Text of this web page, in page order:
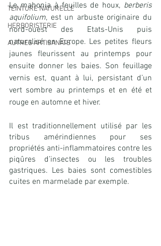
TEINTURE NATURELLE
HERBORISTERIE
AUTRES ARTISANATS
Le mahonia à feuilles de houx, berberis
aquifolium, est un arbuste originaire du
nord-ouest des Etats-Unis puis
naturalisé en Europe. Les petites fleurs
jaunes fleurissent au printemps pour
ensuite donner les baies. Son feuillage
vernis est, quant à lui, persistant d’un
vert sombre au printemps et en été et
rouge en automne et hiver.
Il est traditionnellement utilisé par les
tribus amérindiennes pour ses
propriétés anti-inflammatoires contre les
piqûres d’insectes ou les troubles
gastriques. Les baies sont comestibles
cuites en marmelade par exemple.